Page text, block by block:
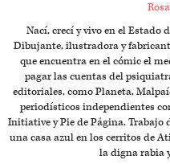
Nací, crecí y vivo en el Estado
Dibujante, ilustradora y
que encuentra en el cómic el
pagar las cuentas del
editoriales, como Planeta,
periodísticos independientes
Initiative y Pie de Página. Trabajo
una casa azul en los cerritos de
la digna rabia